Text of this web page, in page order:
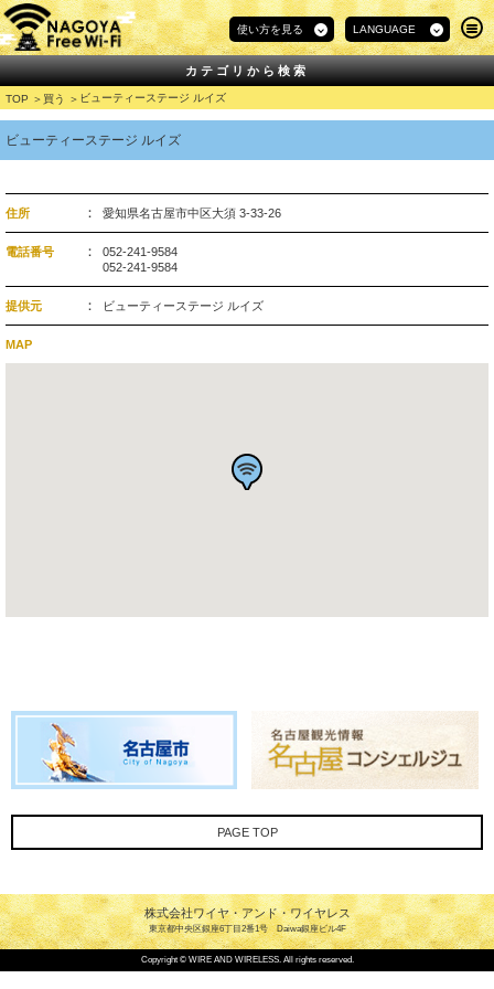
使い方を見る LANGUAGE
カテゴリから検索
TOP 買う ビューティーステージ ルイズ
ビューティーステージ ルイズ
住所 愛知県名古屋市中区大須 3-33-26
電話番号
052-241-9584
052-241-9584
提供元 ビューティーステージ ルイズ
MAP
PAGE TOP
株式会社ワイヤ・アンド・ワイヤレス
東京都中央区銀座6丁目2番1号 Daiwa銀座ビル4F
Copyright © WIRE AND WIRELESS. All rights reserved.